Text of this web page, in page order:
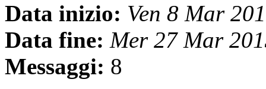
Data inizio: Ven 8 Mar
Data fine: Mer 27 Mar
Messaggi: 8